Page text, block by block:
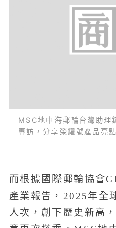
MSC地中海郵輪台灣助理
專訪，分享榮耀號產品亮點
而根據國際郵輪協會
產業報告，2025年全
人次，創下歷史新高